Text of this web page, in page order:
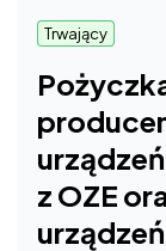
Trwający
z OZE
urządzeń